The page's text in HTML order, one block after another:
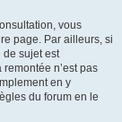
vous
page. Par ailleurs, si
de sujet est
n’est pas
en y
du forum en le